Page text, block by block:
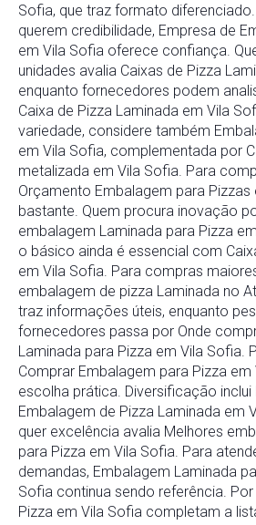
Sofia, que traz formato
querem credibilidade, Empresa de
em Vila Sofia oferece confiança.
unidades avalia Caixas de Pizza
enquanto fornecedores podem
Caixa de Pizza Laminada em Vila
variedade, considere também
em Vila Sofia, complementada por
metalizada em Vila Sofia. Para
Orçamento Embalagem para Pizzas
bastante. Quem procura inovação
embalagem Laminada para Pizza
o básico ainda é essencial com
em Vila Sofia. Para compras
embalagem de pizza Laminada no
traz informações úteis, enquanto
fornecedores passa por Onde
Laminada para Pizza em Vila Sofia.
Comprar Embalagem para Pizza em
escolha prática. Diversificação
Embalagem de Pizza Laminada em
quer excelência avalia Melhores
para Pizza em Vila Sofia. Para
demandas, Embalagem Laminada
Sofia continua sendo referência.
Pizza em Vila Sofia completam a